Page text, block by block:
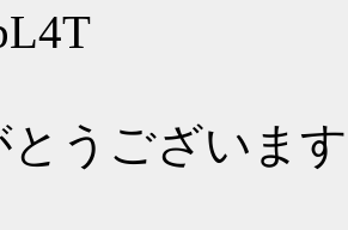
とうございま